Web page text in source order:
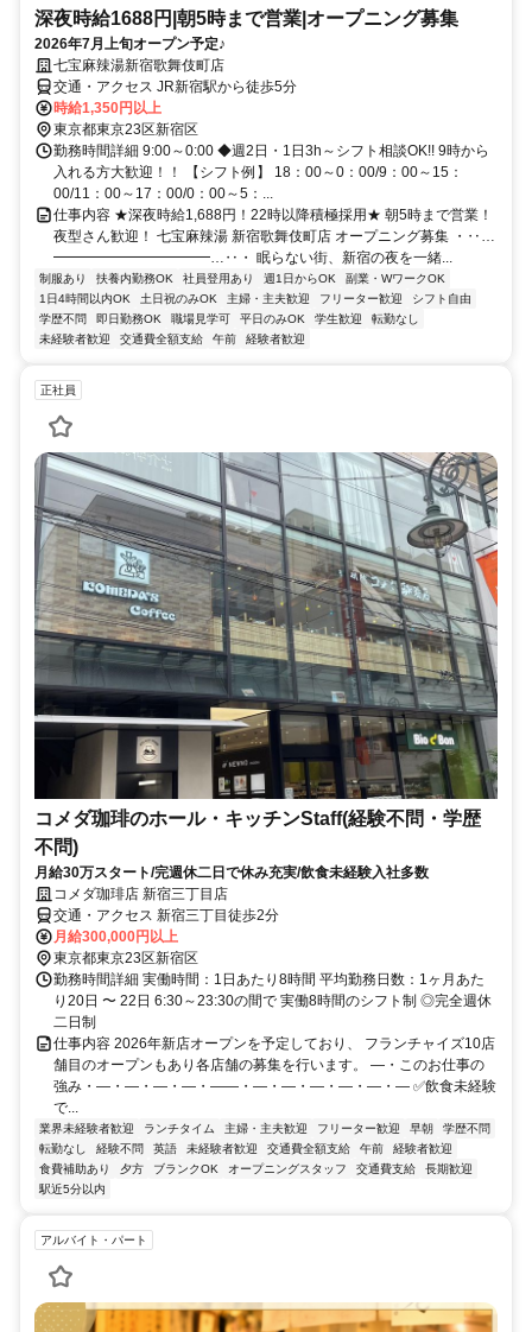
深夜時給1688円|朝5時まで営業|オープニング募集
2026年7月上旬オープン予定♪
七宝麻辣湯新宿歌舞伎町店
交通・アクセス JR新宿駅から徒歩5分
時給1,350円以上
東京都東京23区新宿区
勤務時間詳細 9:00～0:00 ◆週2日・1日3h～シフト相談OK!! 9時から
入れる方大歓迎！！ 【シフト例】 18：00～0：00/9：00～15：
00/11：00～17：00/0：00～5：...
仕事内容 ★深夜時給1,688円！22時以降積極採用★ 朝5時まで営業！
夜型さん歓迎！ 七宝麻辣湯 新宿歌舞伎町店 オープニング募集 ・‥…
━━━━━━━━━━━…‥・ 眠らない街、新宿の夜を一緒...
制服あり 扶養内勤務OK 社員登用あり 週1日からOK
副業・WワークOK
1日4時間以内OK
土日祝のみOK 主婦・主夫歓迎 フリーター歓迎
シフト自由
学歴不問
即日勤務OK 職場見学可 平日のみOK 学生歓迎
転勤なし
未経験者歓迎
交通費全額支給 午前 経験者歓迎
正社員
コメダ珈琲のホール・キッチンStaff(経験不問・学歴
不問)
月給30万スタート/完週休二日で休み充実/飲食未経験入社多数
コメダ珈琲店 新宿三丁目店
交通・アクセス 新宿三丁目徒歩2分
月給300,000円以上
東京都東京23区新宿区
勤務時間詳細 実働時間：1日あたり8時間 平均勤務日数：1ヶ月あた
り20日 〜 22日 6:30～23:30の間で 実働8時間のシフト制 ◎完全週休
二日制
仕事内容 2026年新店オープンを予定しており、 フランチャイズ10店
舗目のオープンもあり各店舗の募集を行います。 ―・このお仕事の
強み・―・―・―・―・――・―・―・―・―・―・― ✅飲食未経験
で...
業界未経験者歓迎 ランチタイム 主婦・主夫歓迎 フリーター歓迎 早朝
学歴不問
転勤なし
経験不問 英語 未経験者歓迎 交通費全額支給 午前
経験者歓迎
食費補助あり
夕方 ブランクOK オープニングスタッフ 交通費支給
長期歓迎
駅近5分以内
アルバイト・パート